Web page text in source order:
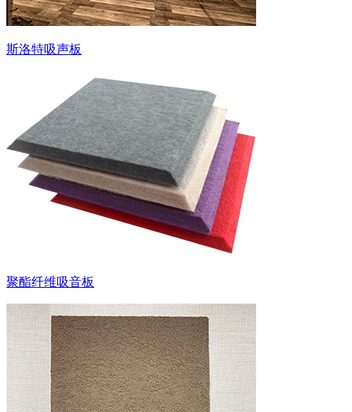
斯洛特吸声板
聚酯纤维吸音板